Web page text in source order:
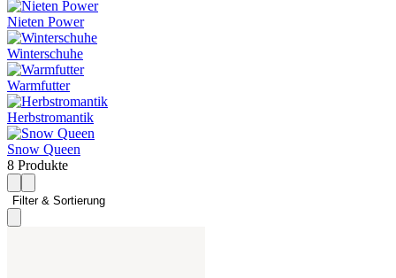
Nieten Power
Winterschuhe
Warmfutter
Herbstromantik
Snow Queen
8 Produkte